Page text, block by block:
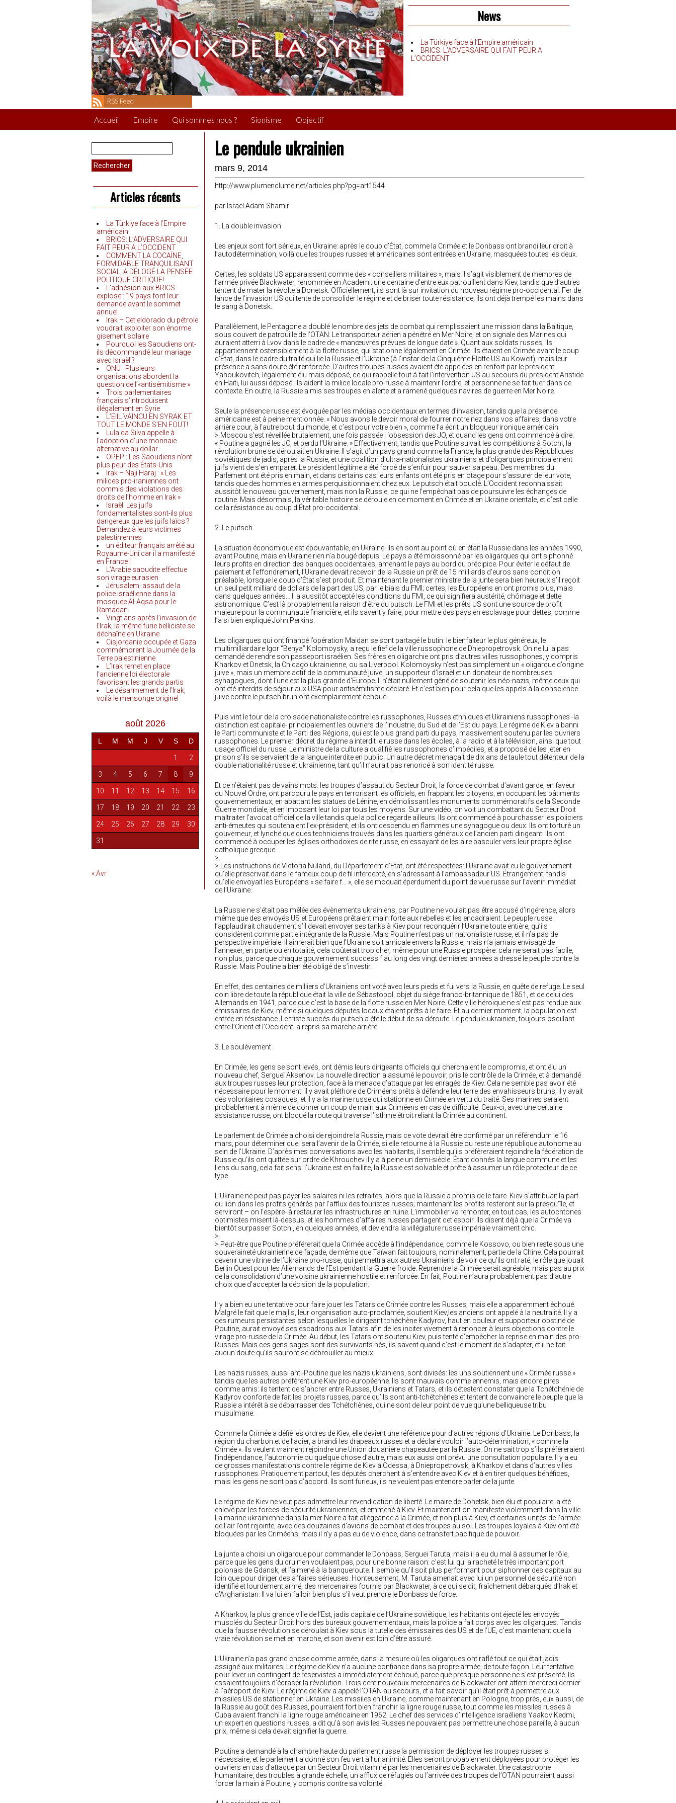
News
La Türkiye face à l’Empire américain
BRICS: L’ADVERSAIRE QUI FAIT PEUR A
L’OCCIDENT
RSS Feed
Accueil Empire Qui sommes nous ? Sionisme Objectif
Rechercher :
Articles récents
La Türkiye face à l’Empire
américain
BRICS: L’ADVERSAIRE QUI
FAIT PEUR A L’OCCIDENT
COMMENT LA COCAÏNE,
FORMIDABLE TRANQUILISANT
SOCIAL, A DÉLOGÉ LA PENSÉE
POLITIQUE CRITIQUE!
L’adhésion aux BRICS
explose : 19 pays font leur
demande avant le sommet
annuel
Irak – Cet eldorado du pétrole
voudrait exploiter son énorme
gisement solaire
Pourquoi les Saoudiens ont-
ils décommandé leur mariage
avec Israël ?
ONU : Plusieurs
organisations abordent la
question de l’«antisémitisme »
Trois parlementaires
français s’introduisent
illégalement en Syrie
L’EIIL VAINCU EN SYRAK ET
TOUT LE MONDE S’EN FOUT!
Lula da Silva appelle à
l’adoption d’une monnaie
alternative au dollar
OPEP : Les Saoudiens n’ont
plus peur des États-Unis
Irak – Naji Haraj : « Les
milices pro-iraniennes ont
commis des violations des
droits de l’homme en Irak »
Israël: Les juifs
fondamentalistes sont-ils plus
dangereux que les juifs laïcs ?
Demandez à leurs victimes
palestiniennes
un éditeur français arrêté au
Royaume-Uni car il a manifesté
en France !
L’Arabie saoudite effectue
son virage eurasien
Jérusalem: assaut de la
police israélienne dans la
mosquée Al-Aqsa pour le
Ramadan
Vingt ans après l’invasion de
l’Irak, la même furie belliciste se
déchaîne en Ukraine
Cisjordanie occupée et Gaza
commémorent la Journée de la
Terre palestinienne
L’Irak remet en place
l’ancienne loi électorale
favorisant les grands partis
Le désarmement de l’Irak,
voilà le mensonge originel
août 2026
L M M J V S D
1 2
3 4 5 6 7 8 9
10 11 12 13 14 15 16
17 18 19 20 21 22 23
24 25 26 27 28 29 30
31
« Avr
Le pendule ukrainien
mars 9, 2014
http://www.plumenclume.net/articles.php?pg=art1544
par Israël Adam Shamir
1. La double invasion
Les enjeux sont fort sérieux, en Ukraine: après le coup d’État, comme la Crimée et le Donbass ont brandi leur droit à
l’autodétermination, voilà que les troupes russes et américaines sont entrées en Ukraine, masquées toutes les deux.
Certes, les soldats US apparaissent comme des « conseillers militaires », mais il s’agit visiblement de membres de
l’armée privée Blackwater, renommée en Academi; une centaine d’entre eux patrouillent dans Kiev, tandis que d’autres
tentent de mater la révolte à Donetsk. Officiellement, ils sont là sur invitation du nouveau régime pro-occidental. Fer de
lance de l’invasion US qui tente de consolider le régime et de briser toute résistance, ils ont déjà trempé les mains dans
le sang à Donetsk.
Parallèlement, le Pentagone a doublé le nombre des jets de combat qui remplissaient une mission dans la Baltique,
sous couvert de patrouille de l’OTAN. Le transporteur aérien a pénétré en Mer Noire, et on signale des Marines qui
auraient atterri à Lvov dans le cadre de « manœuvres prévues de longue date ». Quant aux soldats russes, ils
appartiennent ostensiblement à la flotte russe, qui stationne légalement en Crimée. Ils étaient en Crimée avant le coup
d’État, dans le cadre du traité qui lie la Russie et l’Ukraine (à l’instar de la Cinquième Flotte US au Koweit), mais leur
présence a sans doute été renforcée. D’autres troupes russes avaient été appelées en renfort par le président
Yanoukovitch, légalement élu mais déposé, ce qui rappelle tout à fait l’intervention US au secours du président Aristide
en Haïti, lui aussi déposé. Ils aident la milice locale pro-russe à maintenir l’ordre, et personne ne se fait tuer dans ce
contexte. En outre, la Russie a mis ses troupes en alerte et a ramené quelques navires de guerre en Mer Noire.
Seule la présence russe est évoquée par les médias occidentaux en termes d’invasion, tandis que la présence
américaine est à peine mentionnée. « Nous avons le devoir moral de fourrer notre nez dans vos affaires, dans votre
arrière cour, à l’autre bout du monde, et c’est pour votre bien », comme l’a écrit un blogueur ironique américain.
> Moscou s’est réveillée brutalement, une fois passée l ‘obsession des JO, et quand les gens ont commencé à dire:
« Poutine a gagné les JO, et perdu l’Ukraine. » Effectivement, tandis que Poutine suivait les compétitions à Sotchi, la
révolution brune se déroulait en Ukraine. Il s’agit d’un pays grand comme la France, la plus grande des Républiques
soviétiques de jadis, après la Russie, et une coalition d’ultra-nationalistes ukrainiens et d’oligarques principalement
juifs vient de s’en emparer. Le président légitime a été forcé de s’enfuir pour sauver sa peau. Des membres du
Parlement ont été pris en main, et dans certains cas leurs enfants ont été pris en otage pour s’assurer de leur vote,
tandis que des hommes en armes perquisitionnaient chez eux. Le putsch était bouclé. L’Occident reconnaissait
aussitôt le nouveau gouvernement, mais non la Russie, ce qui ne l’empêchait pas de poursuivre les échanges de
routine. Mais désormais, la véritable histoire se déroule en ce moment en Crimée et en Ukraine orientale, et c’est celle
de la résistance au coup d’État pro-occidental.
2. Le putsch
La situation économique est épouvantable, en Ukraine. Ils en sont au point où en était la Russie dans les années 1990,
avant Poutine, mais en Ukraine rien n’a bougé depuis. Le pays a été moissonné par les oligarques qui ont siphonné
leurs profits en direction des banques occidentales, amenant le pays au bord du précipice. Pour éviter le défaut de
paiement et l’effondrement, l’Ukraine devait recevoir de la Russie un prêt de 15 milliards d’euros sans condition
préalable, lorsque le coup d’État s’est produit. Et maintenant le premier ministre de la junte sera bien heureux s’il reçoit
un seul petit milliard de dollars de la part des US, par le biais du FMI; certes, les Européens en ont promis plus, mais
dans quelques années… Il a aussitôt accepté les conditions du FMI, ce qui signifiera austérité, chômage et dette
astronomique. C’est là probablement la raison d’être du putsch. Le FMI et les prêts US sont une source de profit
majeure pour la communauté financière, et ils savent y faire, pour mettre des pays en esclavage pour dettes, comme
l’a si bien expliqué John Perkins.
Les oligarques qui ont financé l’opération Maidan se sont partagé le butin: le bienfaiteur le plus généreux, le
multimilliardaire Igor “Benya” Kolomoysky, a reçu le fief de la ville russophone de Dniepropetrovsk. On ne lui a pas
demandé de rendre son passeport israélien. Ses frères en oligarchie ont pris d’autres villes russophones, y compris
Kharkov et Dnetsk, la Chicago ukrainienne, ou sa Liverpool. Kolomoysky n’est pas simplement un « oligarque d’origine
juive », mais un membre actif de la communauté juive, un supporteur d’Israël et un donateur de nombreuses
synagogues, dont l’une est la plus grande d’Europe. Il n’était nullement gêné de soutenir les néo-nazis, même ceux qui
ont été interdits de séjour aux USA pour antisémitisme déclaré. Et c’est bien pour cela que les appels à la conscience
juive contre le putsch brun ont exemplairement échoué.
Puis vint le tour de la croisade nationaliste contre les russophones, Russes ethniques et Ukrainiens russophones -la
distinction est capitale- principalement les ouvriers de l’industrie, du Sud et de l’Est du pays. Le régime de Kiev a banni
le Parti communiste et le Parti des Régions, qui est le plus grand parti du pays, massivement soutenu par les ouvriers
russophones. Le premier décret du régime a interdit le russe dans les écoles, à la radio et à la télévision, ainsi que tout
usage officiel du russe. Le ministre de la culture a qualifié les russophones d’imbéciles, et a proposé de les jeter en
prison s’ils se servaient de la langue interdite en public. Un autre décret menaçait de dix ans de taule tout détenteur de la
double nationalité russe et ukrainienne, tant qu’il n’aurait pas renoncé à son identité russe.
Et ce n’étaient pas de vains mots: les troupes d’assaut du Secteur Droit, la force de combat d’avant garde, en faveur
du Nouvel Ordre, ont parcouru le pays en terrorisant les officiels, en frappant les citoyens, en occupant les bâtiments
gouvernementaux, en abattant les statues de Lénine, en démolissant les monuments commémoratifs de la Seconde
Guerre mondiale, et en imposant leur loi par tous les moyens. Sur une vidéo, on voit un combattant du Secteur Droit
maltraiter l’avocat officiel de la ville tandis que la police regarde ailleurs. Ils ont commencé à pourchasser les policiers
anti-émeutes qui soutenaient l’ex-président, et ils ont descendu en flammes une synagogue ou deux. Ils ont torturé un
gouverneur, et lynché quelques techniciens trouvés dans les quartiers généraux de l’ancien parti dirigeant. Ils ont
commencé à occuper les églises orthodoxes de rite russe, en essayant de les aire basculer vers leur propre église
catholique grecque.
>
> Les instructions de Victoria Nuland, du Département d’Etat, ont été respectées: l’Ukraine avait eu le gouvernement
qu’elle prescrivait dans le fameux coup de fil intercepté, en s’adressant à l’ambassadeur US. Étrangement, tandis
qu’elle envoyait les Européens « se faire f… », elle se moquait éperdument du point de vue russe sur l’avenir immédiat
de l’Ukraine.
La Russie ne s’était pas mêlée des évènements ukrainiens, car Poutine ne voulait pas être accusé d’ingérence, alors
même que des envoyés US et Européens prêtaient main forte aux rebelles et les encadraient. Le peuple russe
l’applaudirait chaudement s’il devait envoyer ses tanks à Kiev pour reconquérir l’Ukraine toute entière, qu’ils
considèrent comme partie intégrante de la Russie. Mais Poutine n’est pas un nationaliste russe, et il n’a pas de
perspective impériale. Il aimerait bien que l’Ukraine soit amicale envers la Russie, mais n’a jamais envisagé de
l’annexer, en partie ou en totalité, cela coûterait trop cher, même pour une Russie prospère: cela ne serait pas facile,
non plus, parce que chaque gouvernement successif au long des vingt dernières années a dressé le peuple contre la
Russie. Mais Poutine a bien été obligé de s’investir.
En effet, des centaines de milliers d’Ukrainiens ont voté avec leurs pieds et fui vers la Russie, en quête de refuge. Le seul
coin libre de toute la république était la ville de Sébastopol, objet du siège franco-britannique de 1851, et de celui des
Allemands en 1941, parce que c’est la base de la flotte russe en Mer Noire. Cette ville héroïque ne s’est pas rendue aux
émissaires de Kiev, même si quelques députés locaux étaient prêts à le faire. Et au dernier moment, la population est
entrée en résistance. Le triste succès du putsch a été le début de sa déroute. Le pendule ukrainien, toujours oscillant
entre l’Orient et l’Occident, a repris sa marche arrière.
3. Le soulèvement
En Crimée, les gens se sont levés, ont démis leurs dirigeants officiels qui cherchaient le compromis, et ont élu un
nouveau chef, Sergueï Aksenov. La nouvelle direction a assumé le pouvoir, pris le contrôle de la Crimée, et à demandé
aux troupes russes leur protection, face à la menace d’attaque par les enragés de Kiev. Cela ne semble pas avoir été
nécessaire pour le moment: il y avait pléthore de Criméens prêts à défendre leur terre des envahisseurs bruns, il y avait
des volontaires cosaques, et il y a la marine russe qui stationne en Crimée en vertu du traité. Ses marines seraient
probablement à même de donner un coup de main aux Criméens en cas de difficulté. Ceux-ci, avec une certaine
assistance russe, ont bloqué la route qui traverse l’isthme étroit reliant la Crimée au continent.
Le parlement de Crimée a choisi de rejoindre la Russie, mais ce vote devrait être confirmé par un référendum le 16
mars, pour déterminer quel sera l’avenir de la Crimée, si elle retourne à la Russie ou reste une république autonome au
sein de l’Ukraine. D’après mes conversations avec les habitants, il semble qu’ils préfèreraient rejoindre la fédération de
Russie qu’ils ont quittée sur ordre de Khrouchev il y a à peine un demi-siècle. Étant donnés la langue commune et les
liens du sang, cela fait sens: l’Ukraine est en faillite, la Russie est solvable et prête à assumer un rôle protecteur de ce
type.
L’Ukraine ne peut pas payer les salaires ni les retraites, alors que la Russie a promis de le faire. Kiev s’attribuait la part
du lion dans les profits générés par l’afflux des touristes russes; maintenant les profits resteront sur la presqu’île, et
serviront – on l’espère- à restaurer les infrastructures en ruine. L’immobilier va remonter, en tout cas, les autochtones
optimistes misent là-dessus, et les hommes d’affaires russes partagent cet espoir. Ils disent déjà que la Crimée va
bientôt surpasser Sotchi, en quelques années, et deviendra la villégiature russe impériale vraiment chic.
>
> Peut-être que Poutine préférerait que la Crimée accède à l’indépendance, comme le Kossovo, ou bien reste sous une
souveraineté ukrainienne de façade, de même que Taïwan fait toujours, nominalement, partie de la Chine. Cela pourrait
devenir une vitrine de l’Ukraine pro-russe, qui permettra aux autres Ukrainiens de voir ce qu’ils ont raté, le rôle que jouait
Berlin Ouest pour les Allemands de l’Est pendant la Guerre froide. Reprendre la Crimée serait agréable, mais pas au prix
de la consolidation d’une voisine ukrainienne hostile et renforcée. En fait, Poutine n’aura probablement pas d’autre
choix que d’accepter la décision de la population.
Il y a bien eu une tentative pour faire jouer les Tatars de Crimée contre les Russes; mais elle a apparemment échoué.
Malgré le fait que le majlis, leur organisation auto-proclamée, soutient Kiev,les anciens ont appelé à la neutralité. Il y a
des rumeurs persistantes selon lesquelles le dirigeant tchéchène Kadyrov, haut en couleur et supporteur obstiné de
Poutine, aurait envoyé ses escadrons aux Tatars afin de les inciter vivement à renoncer à leurs objections contre le
virage pro-russe de la Crimée. Au début, les Tatars ont soutenu Kiev, puis tenté d’empêcher la reprise en main des pro-
Russes. Mais ces gens sages sont des survivants nés, ils savent quand c’est le moment de s’adapter, et il ne fait
aucun doute qu’ils sauront se débrouiller au mieux.
Les nazis russes, aussi anti-Poutine que les nazis ukrainiens, sont divisés: les uns soutiennent une « Crimée russe »
tandis que les autres préfèrent une Kiev pro-européenne. Ils sont mauvais comme ennemis, mais encore pires
comme amis: ils tentent de s’ancrer entre Russes, Ukrainiens et Tatars, et ils détestent constater que la Tchétchénie de
Kadyrov conforte de fait les projets russes, parce qu’ils sont anti-tchétchènes et tentent de convaincre le peuple que la
Russie a intérêt à se débarrasser des Tchétchènes, qui ne sont de leur point de vue qu’une belliqueuse tribu
musulmane.
Comme la Crimée a défié les ordres de Kiev, elle devient une référence pour d’autres régions d’Ukraine. Le Donbass, la
région du charbon et de l’acier, a brandi les drapeaux russes et a déclaré vouloir l’auto-détermination, « comme la
Crimée ». Ils veulent vraiment rejoindre une Union douanière chapeautée par la Russie. On ne sait trop s’ils préféreraient
l’indépendance, l’autonomie ou quelque chose d’autre, mais eux aussi ont prévu une consultation populaire. Il y a eu
de grosses manifestations contre le régime de Kiev à Odessa, à Dniepropetrovsk, à Kharkov et dans d’autres villes
russophones. Pratiquement partout, les députés cherchent à s’entendre avec Kiev et à en tirer quelques bénéfices,
mais les gens ne sont pas d’accord. Ils sont furieux, ils ne veulent pas entendre parler de la junte.
Le régime de Kiev ne veut pas admettre leur revendication de liberté. Le maire de Donetsk, bien élu et populaire, a été
enlevé par les forces de sécurité ukrainiennes, et emmené à Kiev. Et maintenant on manifeste violemment dans la ville.
La marine ukrainienne dans la mer Noire a fait allégeance à la Crimée, et non plus à Kiev, et certaines unités de l’armée
de l’air l’ont rejointe, avec des douzaines d’avions de combat et des troupes au sol. Les troupes loyales à Kiev ont été
bloquées par les Criméens, mais il n’y a pas eu de violence, dans ce transfert pacifique de pouvoir.
La junte a choisi un oligarque pour commander le Donbass, Sergueï Taruta, mais il a eu du mal à assumer le rôle,
parce que les gens du cru n’en voulaient pas, pour une bonne raison: c’est lui qui a racheté le très important port
polonais de Gdansk, et l’a mené à la banqueroute. Il semble qu’il soit plus performant pour siphonner des capitaux au
loin que pour diriger des affaires sérieuses. Honteusement, M. Taruta amenait avec lui un personnel de sécurité non
identifié et lourdement armé, des mercenaires fournis par Blackwater, à ce qui se dit, fraîchement débarqués d’Irak et
d’Arghanistan. Il va lui en falloir bien plus s’il veut prendre le Donbass de force.
A Kharkov, la plus grande ville de l’Est, jadis capitale de l’Ukraine soviétique, les habitants ont éjecté les envoyés
musclés du Secteur Droit hors des bureaux gouvernementaux, mais la police a fait corps avec les oligarques. Tandis
que la fausse révolution se déroulait à Kiev sous la tutelle des émissaires des US et de l’UE, c’est maintenant que la
vraie révolution se met en marche, et son avenir est loin d’être assuré.
L’Ukraine n’a pas grand chose comme armée, dans la mesure où les oligarques ont raflé tout ce qui était jadis
assigné aux militaires; Le régime de Kiev n’a aucune confiance dans sa propre armée, de toute façon. Leur tentative
pour lever un contingent de réservistes a immédiatement échoué, parce que presque personne ne s’est présenté. Ils
essaient toujours d’écraser la révolution. Trois cent nouveaux mercenaires de Blackwater ont atterri mercredi dernier
à l’aéroport de Kiev. Le régime de Kiev a appelé l’OTAN au secours, et a fait savoir qu’il était prêt à permettre aux
missiles US de stationner en Ukraine. Les missiles en Ukraine, comme maintenant en Pologne, trop près, eux aussi, de
la Russie au goût des Russes, pourraient fort bien franchir la ligne rouge russe, tout comme les missiles russes à
Cuba avaient franchi la ligne rouge américaine en 1962. Le chef des services d’intelligence israéliens Yaakov Kedmi,
un expert en questions russes, a dit qu’à son avis les Russes ne pouvaient pas permettre une chose pareille, à aucun
prix, même si cela devait signifier la guerre.
Poutine a demandé à la chambre haute du parlement russe la permission de déployer les troupes russes si
nécessaire, et le parlement a donné son feu vert à l’unanimité. Elles seront probablement déployées pour protéger les
ouvriers en cas d’attaque par un Secteur Droit vitaminé par les mercenaires de Blackwater. Une catastrophe
humanitaire, des troubles à grande échelle, un afflux de réfugiés ou l’arrivée des troupes de l’OTAN pourraient aussi
forcer la main à Poutine, y compris contre sa volonté.